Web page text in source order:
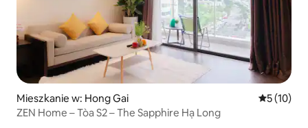
Mieszkanie w: Hong Gai Średnia
5 (10)
ZEN Home – Tòa S2 – The Sapphire Hạ Long